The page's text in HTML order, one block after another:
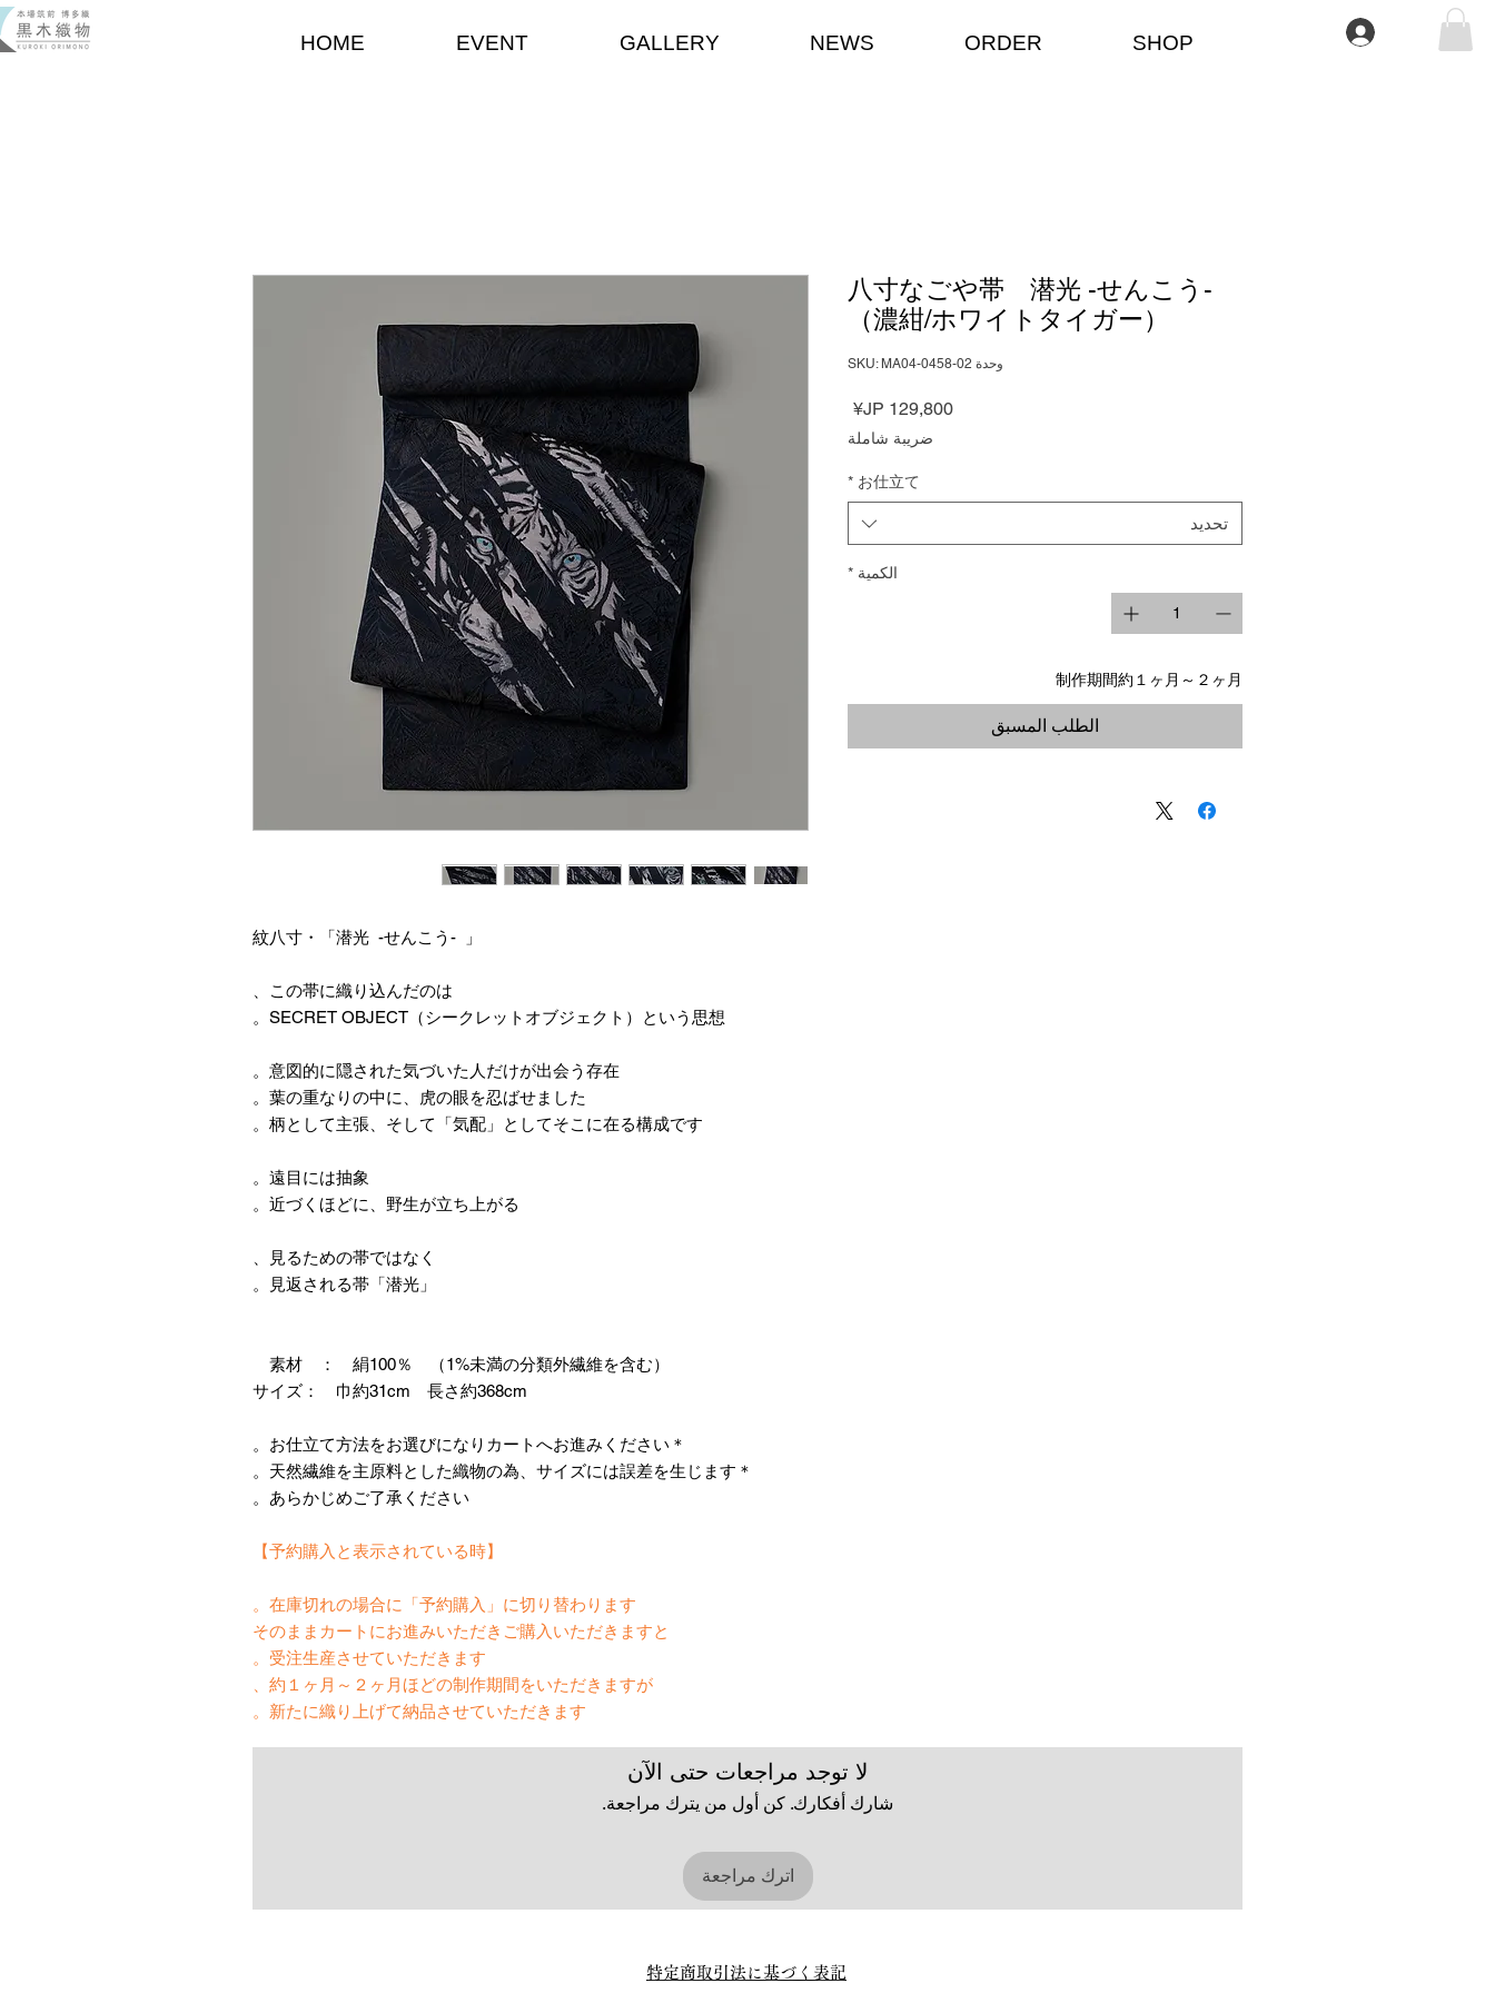
HOME EVENT GALLERY NEWS ORDER SHOP تسجيل الدخول
紋八寸・「潜光 -せんこう- 」
この帯に織り込んだのは、
SECRET OBJECT（シークレットオブジェクト）という思想。
意図的に隠された気づいた人だけが出会う存在。
葉の重なりの中に、虎の眼を忍ばせました。
柄として主張、そして「気配」としてそこに在る構成です。
遠目には抽象。
近づくほどに、野生が立ち上がる。
見るための帯ではなく、
見返される帯「潜光」。
素材 ： 絹100％ （1%未満の分類外繊維を含む）
サイズ： 巾約31cm 長さ約368cm
＊お仕立て方法をお選びになりカートへお進みください。
＊天然繊維を主原料とした織物の為、サイズには誤差を生じます。
【予約購入と表示されている時】
在庫切れの場合に「予約購入」に切り替わります。
そのままカートにお進みいただきご購入いただきますと
受注生産させていただきます。
約１ヶ月～２ヶ月ほどの制作期間をいただきますが、
新たに織り上げて納品させていただきます。
八寸なごや帯 潜光 -せんこう-
（濃紺/ホワイトタイガー）
وحدة SKU: MA04-0458-02
السعر
ضريبة شاملة
お仕立て
*
تحديد
الكمية *
制作期間約１ヶ月～２ヶ月
الطلب المسبق
لا توجد مراجعات حتى الآن
شارك أفكارك. كن أول من يترك مراجعة.
اترك مراجعة
特定商取引法に基づく表記